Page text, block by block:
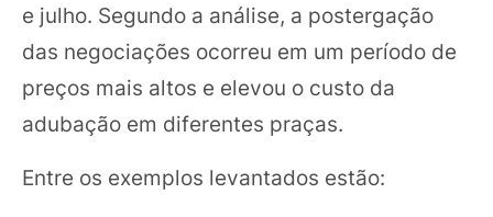
e julho. Segundo a análise, a postergação
das negociações ocorreu em um período de
preços mais altos e elevou o custo da
adubação em diferentes praças.
Entre os exemplos levantados estão: